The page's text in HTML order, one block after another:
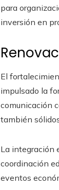
para
inversión en
El
impulsado la
comunicación
también
La integración
coordinación
eventos